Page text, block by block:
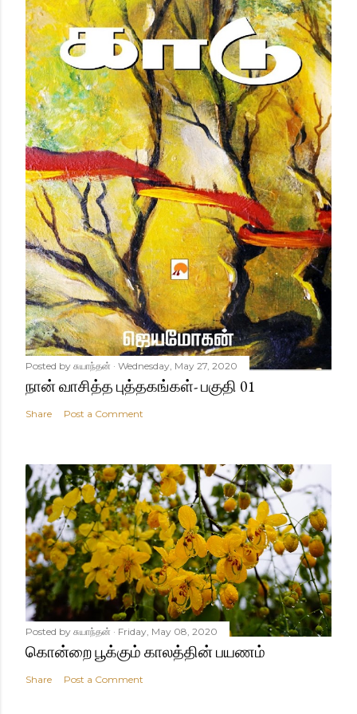
Posted by சுயாந்தன் Wednesday, May 27, 2020
நான் வாசித்த புத்தகங்கள்- பகுதி 01
Share Post a Comment
Posted by சுயாந்தன் Friday, May 08, 2020
கொன்றை பூக்கும் காலத்தின் பயணம்
Share Post a Comment